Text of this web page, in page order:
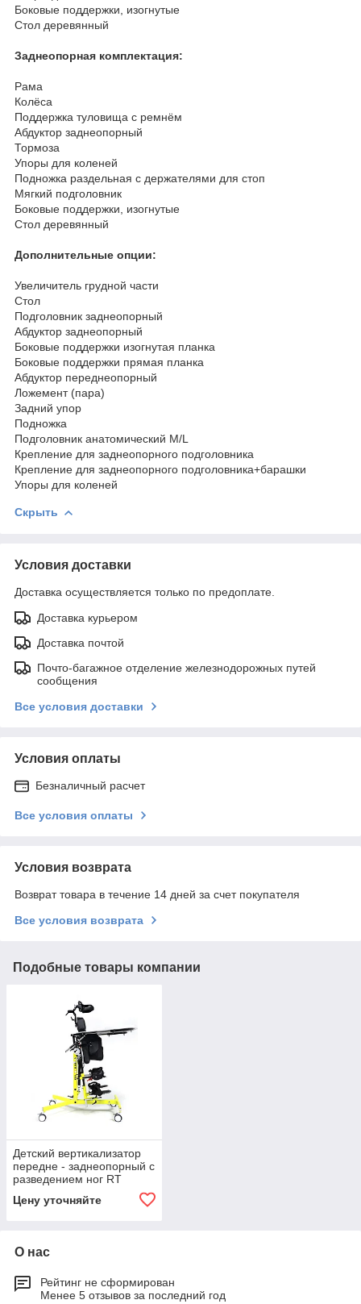
Боковые поддержки, изогнутые
Стол деревянный
Заднеопорная комплектация:
Рама
Колёса
Поддержка туловища с ремнём
Абдуктор заднеопорный
Тормоза
Упоры для коленей
Подножка раздельная с держателями для стоп
Мягкий подголовник
Боковые поддержки, изогнутые
Стол деревянный
Дополнительные опции:
Увеличитель грудной части
Стол
Подголовник заднеопорный
Абдуктор заднеопорный
Боковые поддержки изогнутая планка
Боковые поддержки прямая планка
Абдуктор переднеопорный
Ложемент (пара)
Задний упор
Подножка
Подголовник анатомический М/L
Крепление для заднеопорного подголовника
Крепление для заднеопорного подголовника+барашки
Упоры для коленей
Скрыть
Условия доставки
Доставка осуществляется только по предоплате.
Доставка курьером
Доставка почтой
Почто-багажное отделение железнодорожных путей
сообщения
Все условия доставки
Условия оплаты
Безналичный расчет
Все условия оплаты
Условия возврата
Возврат товара в течение 14 дней за счет покупателя
Все условия возврата
Подобные товары компании
Детский вертикализатор
передне - заднеопорный с
разведением ног RT
Цену уточняйте
О нас
Рейтинг не сформирован
Менее 5 отзывов за последний год